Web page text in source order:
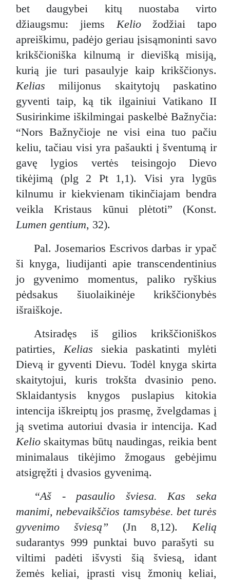
bet daugybei kitų nuostaba virto
džiaugsmu: jiems Keliožodžiai tapo
apreiškimu, padėjo geriau įsisąmoninti savo
krikščioniška kilnumą ir dievišką misiją,
kurią jie turi pasaulyje kaip krikščionys.
Kelias milijonus skaitytojų paskatino
gyventi taip, ką tik ilgainiui Vatikano II
Susirinkime iškilmingai paskelbė Bažnyčia:
“Nors Bažnyčioje ne visi eina tuo pačiu
keliu, tačiau visi yra pašaukti į šventumą ir
gavę lygios vertės teisingojo Dievo
tikėjimą (plg 2 Pt 1,1). Visi yra lygūs
kilnumu ir kiekvienam tikinčiajam bendra
veikla Kristaus kūnui plėtoti” (Konst.
Lumen gentium, 32).
Pal. Josemarios Escrivos darbas ir ypač
ši knyga, liudijanti apie transcendentinius
jo gyvenimo momentus, paliko ryškius
pėdsakus šiuolaikinėje krikščionybės
išraiškoje.
Atsiradęs iš gilios krikščioniškos
patirties, Kelias siekia paskatinti mylėti
Dievą ir gyventi Dievu. Todėl knyga skirta
skaitytojui, kuris trokšta dvasinio peno.
Sklaidantysis knygos puslapius kitokia
intencija iškreiptų jos prasmę, žvelgdamas į
ją svetima autoriui dvasia ir intencija. Kad
Kelio skaitymas būtų naudingas, reikia bent
minimalaus tikėjimo žmogaus gebėjimu
atsigręžti į dvasios gyvenimą.
“Aš - pasaulio šviesa. Kas seka
manimi, nebevaikščios tamsybėse. bet turės
gyvenimo šviesą” (Jn 8,12). Kelią
sudarantys 999 punktai buvo parašyti su
viltimi padėti išvysti šią šviesą, idant
žemės keliai, įprasti visų žmonių keliai,